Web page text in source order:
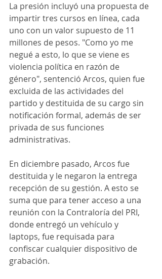
La presión incluyó una propuesta de
impartir tres cursos en línea, cada
uno con un valor supuesto de 11
millones de pesos. "Como yo me
negué a esto, lo que se viene es
violencia política en razón de
género", sentenció Arcos, quien fue
excluida de las actividades del
partido y destituida de su cargo sin
notificación formal, además de ser
privada de sus funciones
administrativas.
En diciembre pasado, Arcos fue
destituida y le negaron la entrega
recepción de su gestión. A esto se
suma que para tener acceso a una
reunión con la Contraloría del PRI,
donde entregó un vehículo y
laptops, fue requisada para
confiscar cualquier dispositivo de
grabación.